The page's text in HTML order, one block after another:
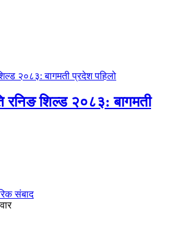
रनिङ शिल्ड २०८३: बागमती
संबाद